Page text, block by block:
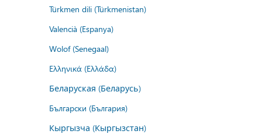
Türkmen dili (Türkmenistan)
Valencià (Espanya)
Wolof (Senegaal)
Ελληνικά (Ελλάδα)
Беларуская (Беларусь)
Български (България)
Кыргызча (Кыргызстан)